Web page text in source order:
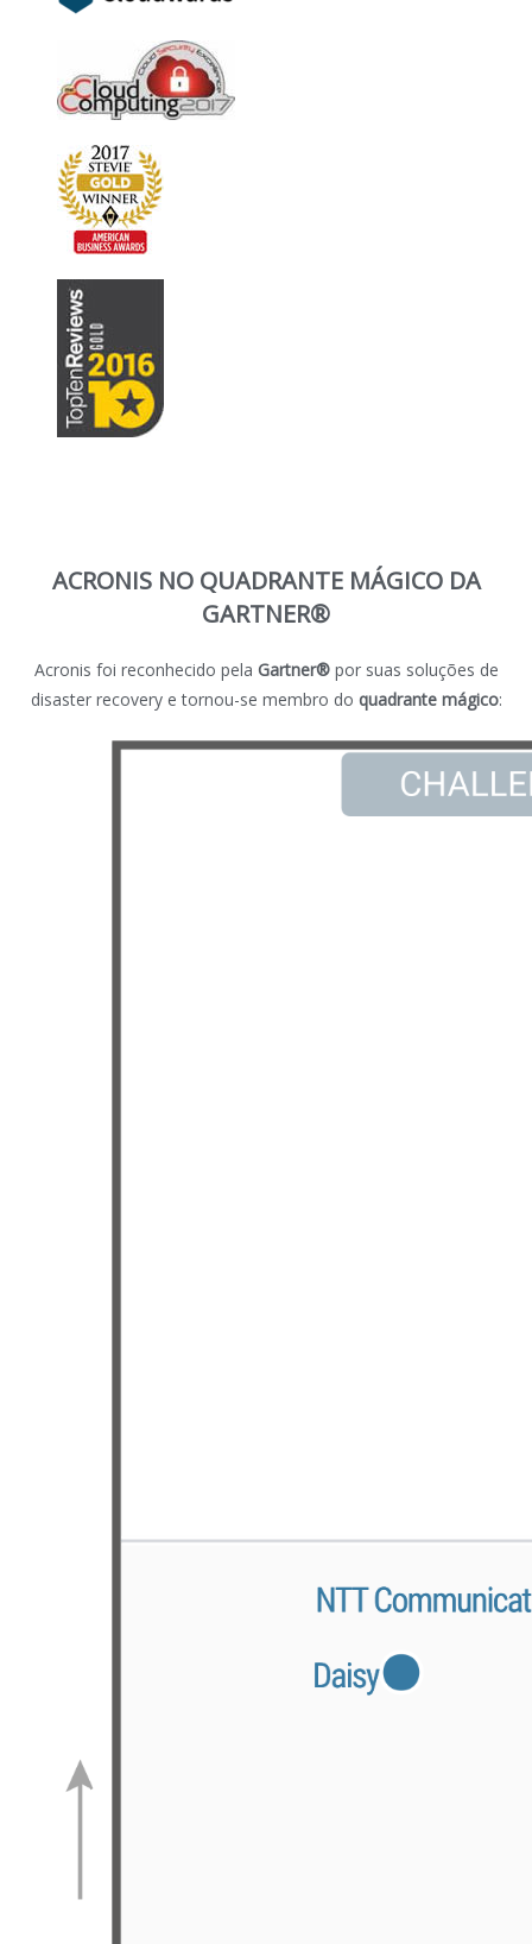
ACRONIS NO QUADRANTE MÁGICO DA
GARTNER®
Acronis foi reconhecido pela Gartner®por suas soluções de
disaster recovery e tornou-se membro do quadrante mágico: